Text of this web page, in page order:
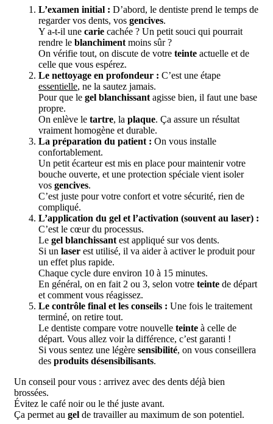
L’examen initial : D’abord, le dentiste prend le temps de
regarder vos dents, vos gencives.
Y a-t-il une carie cachée ? Un petit souci qui pourrait
rendre le blanchiment moins sûr ?
On vérifie tout, on discute de votre teinte actuelle et de
celle que vous espérez.
Le nettoyage en profondeur : C’est une étape
essentielle, ne la sautez jamais.
Pour que le gel blanchissant agisse bien, il faut une base
propre.
On enlève le tartre, la plaque. Ça assure un résultat
vraiment homogène et durable.
La préparation du patient : On vous installe
confortablement.
Un petit écarteur est mis en place pour maintenir votre
bouche ouverte, et une protection spéciale vient isoler
vos gencives.
C’est juste pour votre confort et votre sécurité, rien de
compliqué.
L’application du gel et l’activation (souvent au laser) :
C’est le cœur du processus.
Le gel blanchissant est appliqué sur vos dents.
Si un laser est utilisé, il va aider à activer le produit pour
un effet plus rapide.
Chaque cycle dure environ 10 à 15 minutes.
En général, on en fait 2 ou 3, selon votre teinte de départ
et comment vous réagissez.
Le contrôle final et les conseils : Une fois le traitement
terminé, on retire tout.
Le dentiste compare votre nouvelle teinte à celle de
départ. Vous allez voir la différence, c’est garanti !
Si vous sentez une légère sensibilité, on vous conseillera
des produits désensibilisants.
Un conseil pour vous : arrivez avec des dents déjà bien
brossées.
Évitez le café noir ou le thé juste avant.
Ça permet au gel de travailler au maximum de son potentiel.